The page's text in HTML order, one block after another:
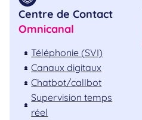
Centre de Contact
Omnicanal
Téléphonie (SVI)
Canaux digitaux
Chatbot/callbot
Supervision temps
réel